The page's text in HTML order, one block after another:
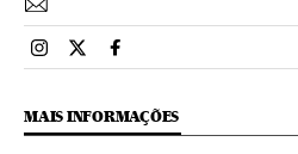
Esportes El País Brasil en
Esportes El País Brasil en
Esportes El País Brasil
MAIS INFORMAÇÕES